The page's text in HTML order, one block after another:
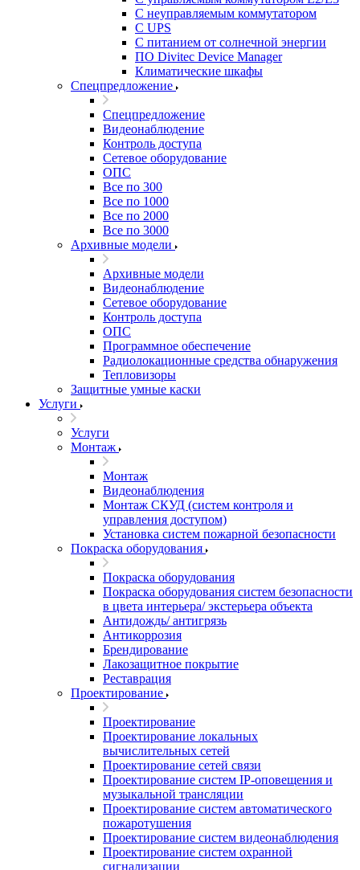
С неуправляемым коммутатором
С UPS
С питанием от солнечной энергии
ПО Divitec Device Manager
Климатические шкафы
Спецпредложение
Спецпредложение
Видеонаблюдение
Контроль доступа
Сетевое оборудование
ОПС
Все по 300
Все по 1000
Все по 2000
Все по 3000
Архивные модели
Архивные модели
Видеонаблюдение
Сетевое оборудование
Контроль доступа
ОПС
Программное обеспечение
Радиолокационные средства обнаружения
Тепловизоры
Защитные умные каски
Услуги
Услуги
Монтаж
Монтаж
Видеонаблюдения
Монтаж СКУД (систем контроля и
управления доступом)
Установка систем пожарной безопасности
Покраска оборудования
Покраска оборудования
Покраска оборудования систем безопасности
в цвета интерьера/ экстерьера объекта
Антидождь/ антигрязь
Антикоррозия
Брендирование
Лакозащитное покрытие
Реставрация
Проектирование
Проектирование
Проектирование локальных
вычислительных сетей
Проектирование сетей связи
Проектирование систем IP-оповещения и
музыкальной трансляции
Проектирование систем автоматического
пожаротушения
Проектирование систем видеонаблюдения
Проектирование систем охранной
сигнализации